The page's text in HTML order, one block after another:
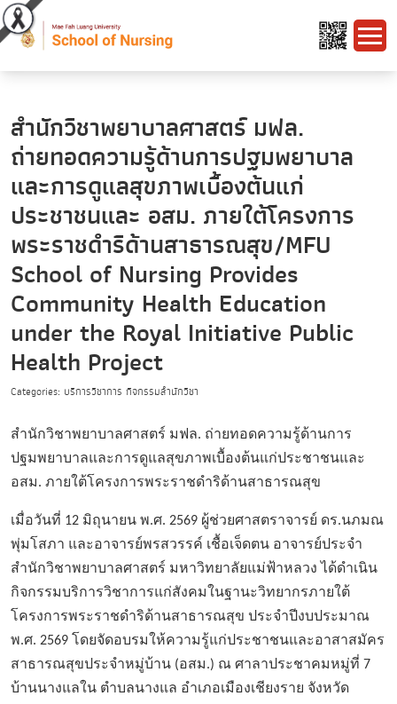
สำนักวิชาพยาบาลศาสตร์ มฟล.
ถ่ายทอดความรู้ด้านการปฐมพยาบาล
และการดูแลสุขภาพเบื้องต้นแก่
ประชาชนและ อสม. ภายใต้โครงการ
พระราชดำริด้านสาธารณสุข/MFU
School of Nursing Provides
Community Health Education
under the Royal Initiative Public
Health Project
Categories: บริการวิชาการ กิจกรรมสำนักวิชา
สำนักวิชาพยาบาลศาสตร์ มฟล. ถ่ายทอดความรู้ด้านการ
ปฐมพยาบาลและการดูแลสุขภาพเบื้องต้นแก่ประชาชนและ
อสม. ภายใต้โครงการพระราชดำริด้านสาธารณสุข
เมื่อวันที่ 12 มิถุนายน พ.ศ. 2569 ผู้ช่วยศาสตราจารย์ ดร.นภมณ
พุ่มโสภา และอาจารย์พรสวรรค์ เชื้อเจ็ดตน อาจารย์ประจำ
สำนักวิชาพยาบาลศาสตร์ มหาวิทยาลัยแม่ฟ้าหลวง ได้ดำเนิน
กิจกรรมบริการวิชาการแก่สังคมในฐานะวิทยากรภายใต้
โครงการพระราชดำริด้านสาธารณสุข ประจำปีงบประมาณ
พ.ศ. 2569 โดยจัดอบรมให้ความรู้แก่ประชาชนและอาสาสมัคร
สาธารณสุขประจำหมู่บ้าน (อสม.) ณ ศาลาประชาคมหมู่ที่ 7
บ้านนางแลใน ตำบลนางแล อำเภอเมืองเชียงราย จังหวัด